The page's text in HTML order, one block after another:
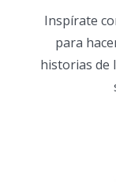
Inspírate
para
historias de